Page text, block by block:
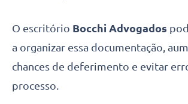
O escritório Bocchi Advogados
a organizar essa documentação,
chances de deferimento e evitar
processo.